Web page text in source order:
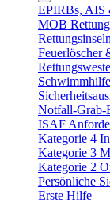
EPIRBs, AIS
MOB
Feuerlöscher
Notfall-Grab-
ISAF
Kategorie 4
Kategorie 3
Kategorie 2
Persönliche
Erste Hilfe